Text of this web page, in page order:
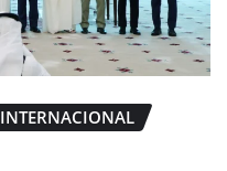
INTERNACIONAL